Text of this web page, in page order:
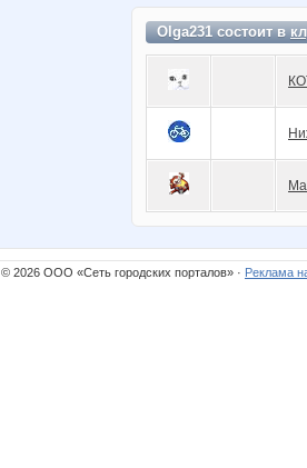
Olga231 состоит в
© 2026 ООО «Сеть городских порталов» · Реклама